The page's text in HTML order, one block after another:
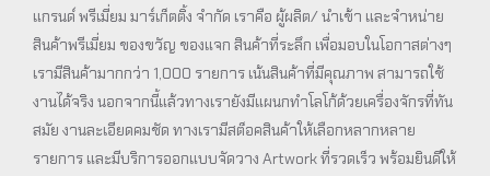
แกรนด์ พรีเมี่ยม มาร์เก็ตติ้ง จำกัด เราคือ ผู้ผลิต/ นำเข้า และจำหน่าย
สินค้าพรีเมี่ยม ของขวัญ ของแจก สินค้าที่ระลึก เพื่อมอบในโอกาสต่างๆ
เรามีสินค้ามากกว่า 1,000 รายการ เน้นสินค้าที่มีคุณภาพ สามารถใช้
งานได้จริง นอกจากนี้แล้วทางเรายังมีแผนกทำโลโก้ด้วยเครื่องจักรที่ทัน
สมัย งานละเอียดคมชัด ทางเรามีสต็อคสินค้าให้เลือกหลากหลาย
รายการ และมีบริการออกแบบจัดวาง Artwork ที่รวดเร็ว พร้อมยินดีให้